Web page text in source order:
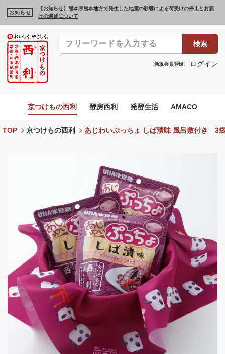
お知らせ
【お知らせ】熊本県熊本地方で発生した地震の影響による荷受けの停止とお届
けの遅延について
検索
新規会員登録 ログイン
京つけもの西利 酵房西利 発酵生活 AMACO
TOP 京つけもの西利 あじわいぷっちょ しば漬味 風呂敷付き 3